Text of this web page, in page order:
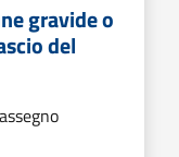
gravide o
del